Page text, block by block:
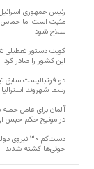
رئیس‌ جمهوری
مثبت است اما حماس
سلاح شود
کویت دستور تعطیلی
این کشور را صادر کرد
دو فوتبالیست سابق
رسما شهروند
آلمان برای عامل
در مونیخ حکم حبس
دست‌کم ۳۰
حوثی‌ها کشته شدند